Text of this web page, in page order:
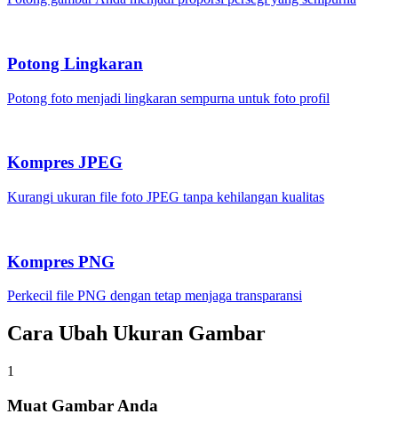
Potong Lingkaran
Potong foto menjadi lingkaran sempurna untuk foto profil
Kompres JPEG
Kurangi ukuran file foto JPEG tanpa kehilangan kualitas
Kompres PNG
Perkecil file PNG dengan tetap menjaga transparansi
Cara Ubah Ukuran Gambar
1
Muat Gambar Anda